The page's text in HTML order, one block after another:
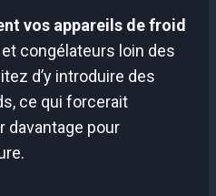
vos appareils de froid
congélateurs loin des
d’y introduire des
ce qui forcerait
davantage pour